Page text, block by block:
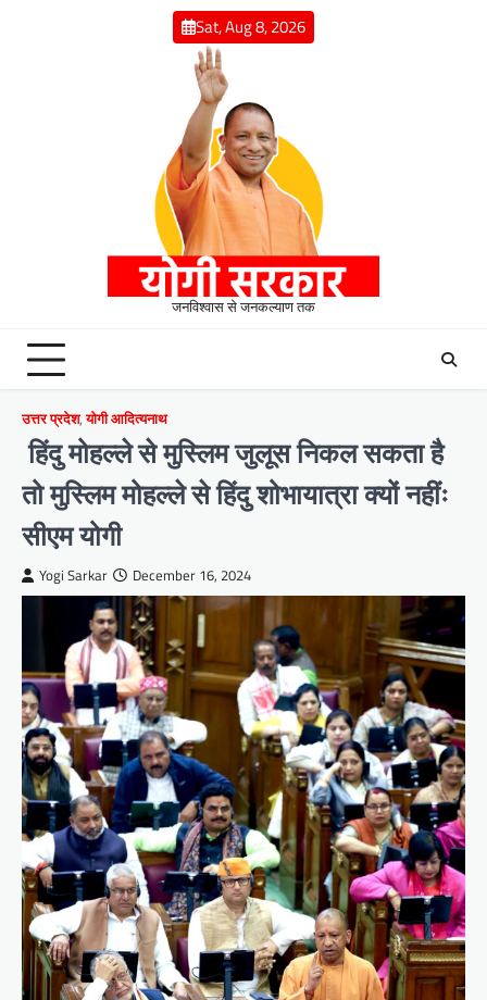
Sat, Aug 8, 2026
जनविश्वास से जनकल्याण तक
उत्तर प्रदेश,योगी आदित्यनाथ
हिंदु मोहल्ले से मुस्लिम जुलूस निकल सकता है
तो मुस्लिम मोहल्ले से हिंदु शोभायात्रा क्यों नहींः
सीएम योगी
Yogi Sarkar December 16, 2024